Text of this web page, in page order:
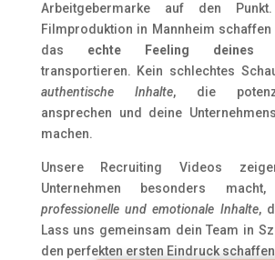
Arbeitgebermarke auf den
Filmproduktion in Mannheim
das echte Feeling deines
transportieren. Kein schlechtes
authentische Inhalte, die
ansprechen und deine
machen.
Unsere Recruiting Videos
Unternehmen besonders
professionelle und emotionale Inhalte,
Lass uns gemeinsam dein Team in
den perfekten ersten Eindruck